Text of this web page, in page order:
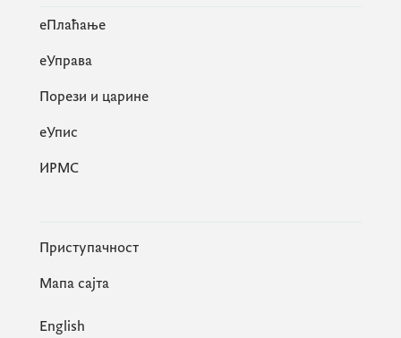
eПлаћање
еУправа
Порези и царине
eУпис
ИРМС
Приступачност
Мапа сајта
English